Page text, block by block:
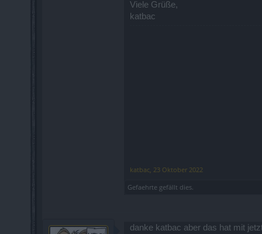
Viele Grüße,
katbac
katbac, 23 Oktober 2022
Gefaehrte gefällt dies.
danke katbac aber das hat mit